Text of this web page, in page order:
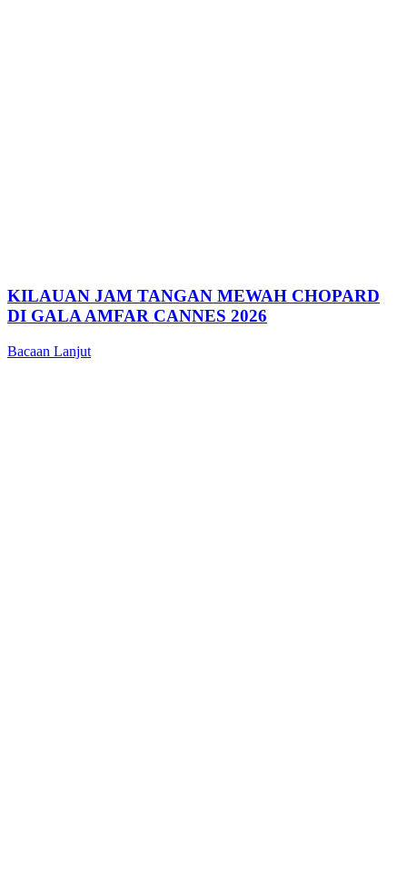
KILAUAN JAM TANGAN MEWAH CHOPARD
DI GALA AMFAR CANNES 2026
Bacaan Lanjut